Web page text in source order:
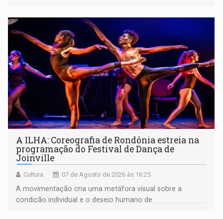
A ILHA: Coreografia de Rondônia estreia na
programação do Festival de Dança de
Joinville
Cultura 07 de Agosto de 2026 às 16:25
A movimentação cria uma metáfora visual sobre a
condição individual e o desejo humano de